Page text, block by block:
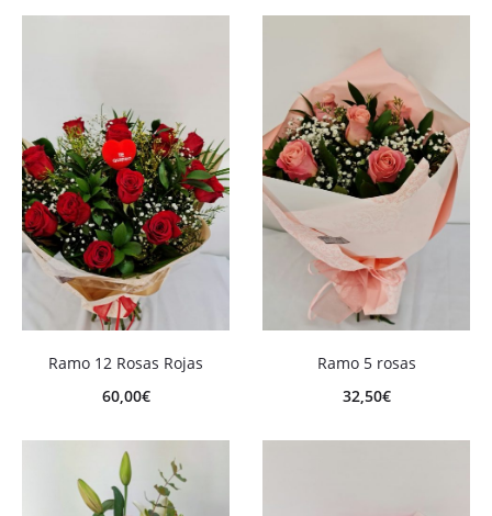
Ramo 12 Rosas Rojas
60,00€
Ramo 5 rosas
32,50€